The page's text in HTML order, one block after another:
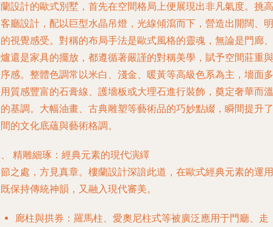
設計的歐式別墅，首先在空間格局上便展現出非凡氣度。挑高
廳設計，配以巨型水晶吊燈，光線傾瀉而下，營造出開闊、明
視覺感受。對稱的布局手法是歐式風格的靈魂，無論是門廊、
還是家具的擺放，都遵循著嚴謹的對稱美學，賦予空間莊重與
感。整體色調常以米白、淺金、暖黃等高級色系為主，墻面多
質感豐富的石膏線、護墻板或大理石進行裝飾，奠定奢華而溫
基調。大幅油畫、古典雕塑等藝術品的巧妙點綴，瞬間提升了
的文化底蘊與藝術格調。
精雕細琢：經典元素的現代演繹
之處，方見真章。樓蘭設計深諳此道，在歐式經典元素的運用
保持傳統神韻，又融入現代審美。
廊柱與拱券 ：羅馬柱、愛奧尼柱式等被廣泛應用于門廳、走